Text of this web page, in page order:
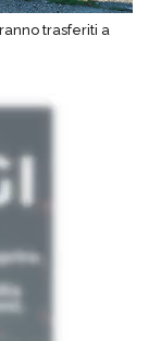
trasferiti a